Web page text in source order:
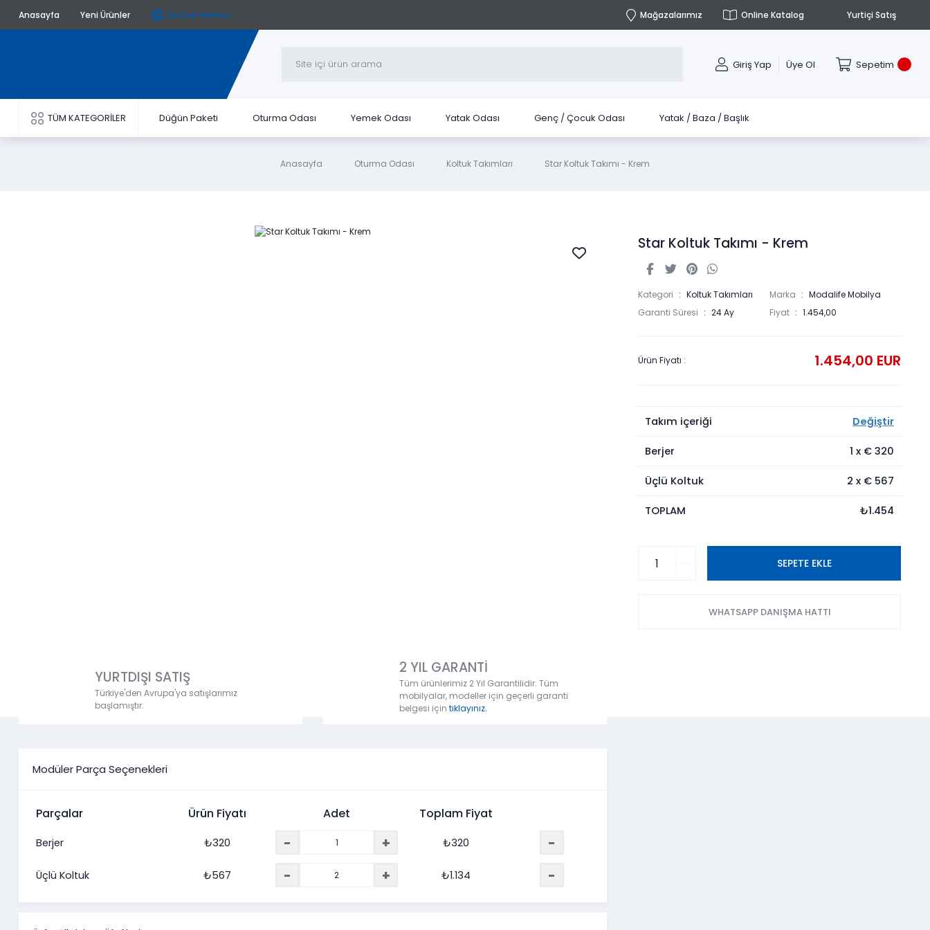
Anasayfa Yeni Ürünler Destek Merkezi Mağazalarımız Online Katalog Yurtiçi Satış
Giriş Yap Üye Ol Sepetim
TÜM KATEGORİLER Düğün Paketi Oturma Odası Yemek Odası Yatak Odası Genç / Çocuk Odası Yatak / Baza / Başlık
Anasayfa Oturma Odası Koltuk Takımları Star Koltuk Takımı - Krem
YURTDIŞI SATIŞ
Türkiye'den Avrupa'ya satışlarımız
başlamıştır.
2 YIL GARANTİ
Tüm ürünlerimiz 2 Yıl Garantilidir. Tüm
mobilyalar, modeller için geçerli garanti
belgesi için tıklayınız.
Modüler Parça Seçenekleri
Parçalar Ürün Fiyatı Adet Toplam Fiyat
Berjer ₺320 - + ₺320 -
Üçlü Koltuk ₺567 - + ₺1.134 -
Star Koltuk Takımı - Krem
Kategori Koltuk Takımları Marka
Modalife Mobilya
Garanti Süresi
24 Ay Fiyat 1.454,00
Ürün Fiyatı : 1.454,00 EUR
Takım içeriği Değiştir
Berjer 1 x € 320
Üçlü Koltuk 2 x € 567
TOPLAM ₺1.454
SEPETE EKLE
WHATSAPP DANIŞMA HATTI